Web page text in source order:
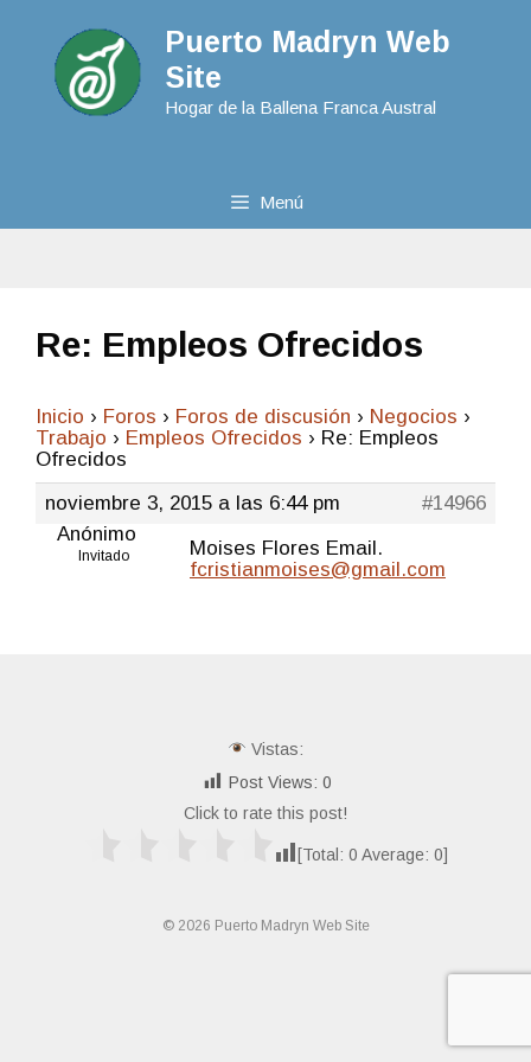
Puerto Madryn Web
Site
Hogar de la Ballena Franca Austral
Menú
Re: Empleos Ofrecidos
Inicio › Foros › Foros de discusión › Negocios ›
Trabajo › Empleos Ofrecidos › Re: Empleos
Ofrecidos
noviembre 3, 2015 a las 6:44 pm
#14966
Anónimo
Invitado
Moises Flores Email.
fcristianmoises@gmail.com
Vistas:
Post Views: 0
Click to rate this post!
[Total: 0 Average: 0]
© 2026 Puerto Madryn Web Site